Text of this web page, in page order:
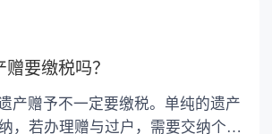
要缴税吗？
，若办理赠与过户，需要交纳个人